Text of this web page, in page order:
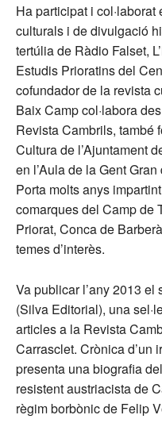
Ha participat i
culturals i de divulgació
tertúlia de Ràdio Falset,
Estudis Prioratins del
cofundador de la revista
Baix Camp col·labora
Revista Cambrils, també
Cultura de l’Ajuntament
en l’Aula de la Gent
Porta molts anys
comarques del Camp de
Priorat, Conca de
temes d’interès.
Va publicar l’any 2013 el
(Silva Editorial), una
articles a la Revista
Carrasclet. Crònica d’un
presenta una biografia
resistent austriacista de
règim borbònic de Felip